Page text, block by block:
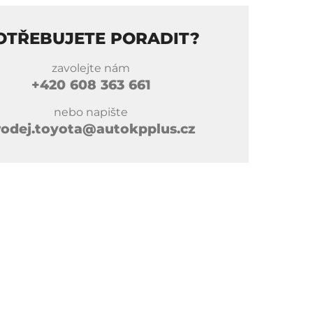
PORADIT?
zavolejte nám
+420608 363 661
nebo napište